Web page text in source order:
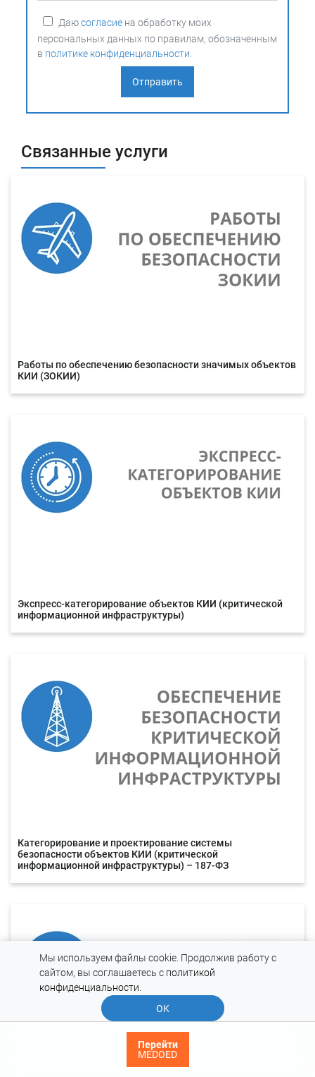
Перейти
MEDOED
Даюсогласие на обработку моих
персональных данных по правилам, обозначенным
в политике конфиденциальности.
Связанные услуги
Работы по обеспечению безопасности значимых объектов
КИИ (ЗОКИИ)
Экспресс-категорирование объектов КИИ (критической
информационной инфраструктуры)
Категорирование и проектирование системы
безопасности объектов КИИ (критической
информационной инфраструктуры) – 187-ФЗ
Мы используем файлы cookie. Продолжив работу с
сайтом, вы соглашаетесь с политикой
конфиденциальности
OK